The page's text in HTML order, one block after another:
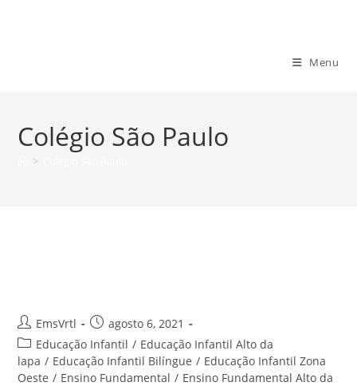
Menu
Colégio São Paulo
>
Autor
do
post:
EmsVrtl
Post
publicado:
agosto 6, 2021
Categoria
do
post:
Educação Infantil / Educação Infantil Alto da
lapa / Educação Infantil Bilíngue / Educação Infantil Zona
Oeste / Ensino Fundamental / Ensino Fundamental Alto da